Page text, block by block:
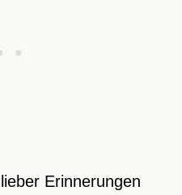
Erinnerungen